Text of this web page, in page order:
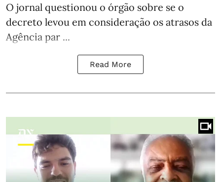
O jornal questionou o órgão sobre se o
decreto levou em consideração os atrasos da
Agência par ...
Read More